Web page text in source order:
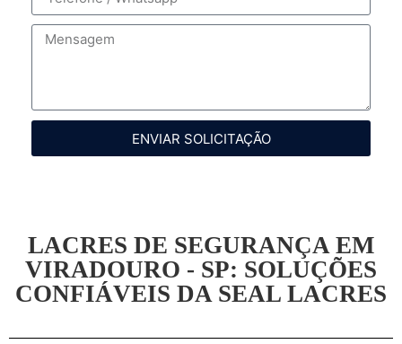
ENVIAR SOLICITAÇÃO
LACRES DE SEGURANÇA EM
VIRADOURO - SP: SOLUÇÕES
CONFIÁVEIS DA SEAL LACRES